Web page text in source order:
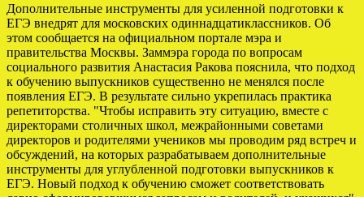
Дополнительные инструменты для усиленной подготовки к
ЕГЭ внедрят для московских одиннадцатиклассников. Об
этом сообщается на официальном портале мэра и
правительства Москвы. Заммэра города по вопросам
социального развития Анастасия Ракова пояснила, что подход
к обучению выпускников существенно не менялся после
появления ЕГЭ. В результате сильно укрепилась практика
репетиторства. "Чтобы исправить эту ситуацию, вместе с
директорами столичных школ, межрайонными советами
директоров и родителями учеников мы проводим ряд встреч и
обсуждений, на которых разрабатываем дополнительные
инструменты для углубленной подготовки выпускников к
ЕГЭ. Новый подход к обучению сможет соответствовать